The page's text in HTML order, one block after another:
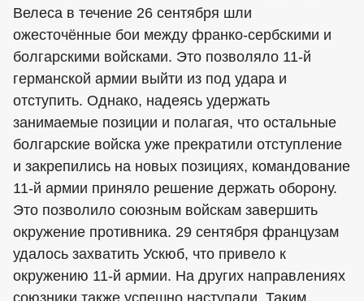
Велеса в течение 26 сентября шли
ожесточённые бои между франко-сербскими и
болгарскими войсками. Это позволяло 11-й
германской армии выйти из под удара и
отступить. Однако, надеясь удержать
занимаемые позиции и полагая, что остальные
болгарские войска уже прекратили отступление
и закрепились на новых позициях, командование
11-й армии приняло решение держать оборону.
Это позволило союзным войскам завершить
окружение противника. 29 сентября французам
удалось захватить Ускюб, что привело к
окружению 11-й армии. На других направлениях
союзники также успешно наступали. Таким